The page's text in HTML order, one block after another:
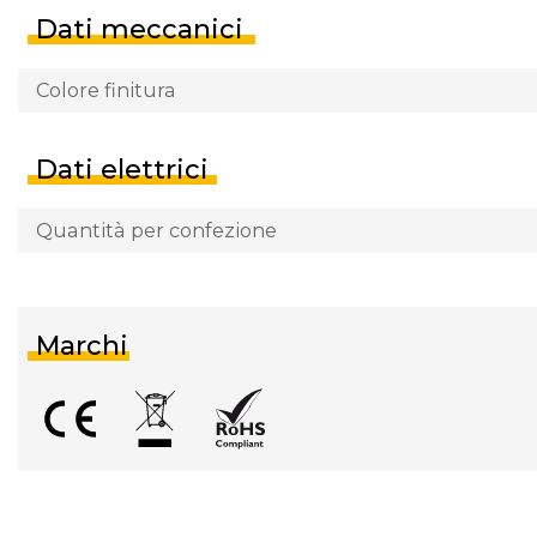
Dati meccanici
Colore finitura
Dati elettrici
Quantità per confezione
Marchi